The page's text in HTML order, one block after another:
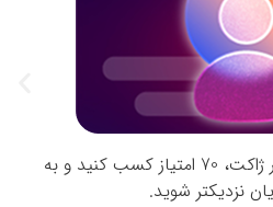
با تکمیل پروفایل کاربری خود در ژاکت، 70 امتیاز کسب کنید و به
نزدیکتر شوید.